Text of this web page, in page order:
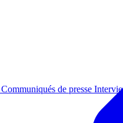
Communiqués de presse